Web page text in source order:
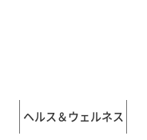
ヘルス＆ウェルネス